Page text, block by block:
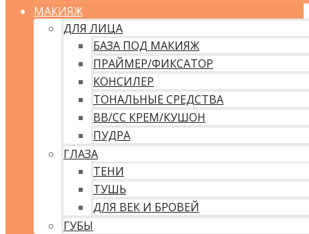
МАКИЯЖ
ДЛЯ ЛИЦА
БАЗА ПОД МАКИЯЖ
ПРАЙМЕР/ФИКСАТОР
КОНСИЛЕР
ТОНАЛЬНЫЕ СРЕДСТВА
ВВ/CC КРЕМ/КУШОН
ПУДРА
ГЛАЗА
ТЕНИ
ТУШЬ
ДЛЯ ВЕК И БРОВЕЙ
ГУБЫ